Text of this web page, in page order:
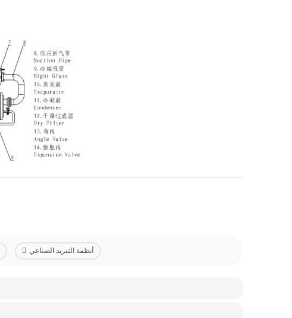
أنظمة التبريد الصناعي